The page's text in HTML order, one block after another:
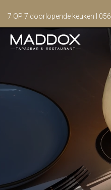
7 OP 7 doorlopende keuken I